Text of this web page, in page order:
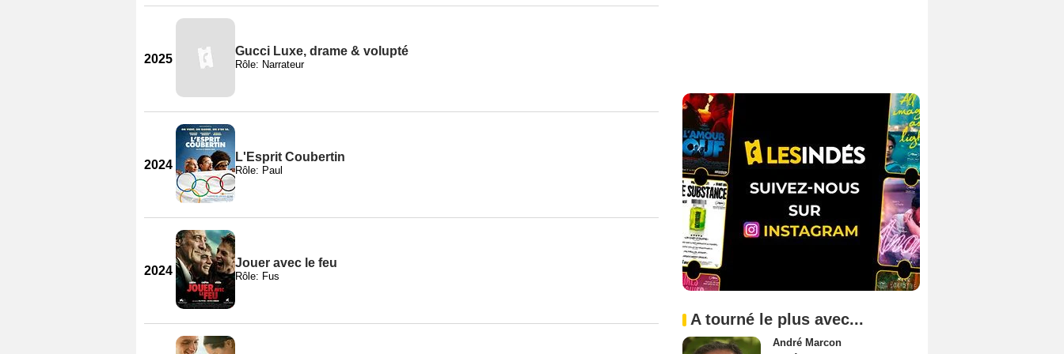
2025
Gucci Luxe, drame & volupté
Rôle: Narrateur
2024
L'Esprit Coubertin
Rôle: Paul
2024
Jouer avec le feu
Rôle: Fus
A tourné le plus avec...
André Marcon